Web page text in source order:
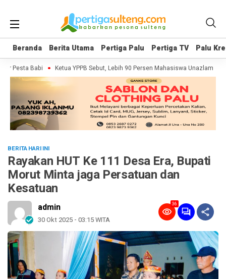
Beranda Berita Utama Pertiga Palu Pertiga TV Palu
Beranda Berita Utama Pertiga Palu Pertiga TV Palu
Pesta Babi Ketua YPPB Sebut, Lebih 90 Persen Mahasiswa Unazlam
BERITA HARI INI
Rayakan HUT Ke 111 Desa Era, Bupati
Morut Minta jaga Persatuan dan
Kesatuan
admin
30 Okt 2025 - 03:15 WITA
36